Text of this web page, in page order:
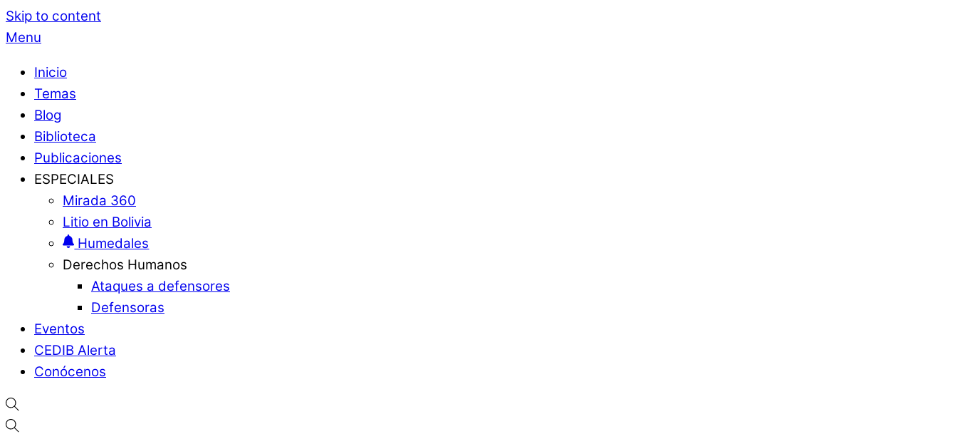
Skip to content
Menu
Inicio
Temas
Blog
Biblioteca
Publicaciones
ESPECIALES
Mirada 360
Litio en Bolivia
Humedales
Derechos Humanos
Ataques a defensores
Defensoras
Eventos
CEDIB Alerta
Conócenos